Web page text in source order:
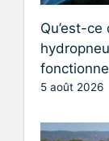
Qu’est-
5 août 2026